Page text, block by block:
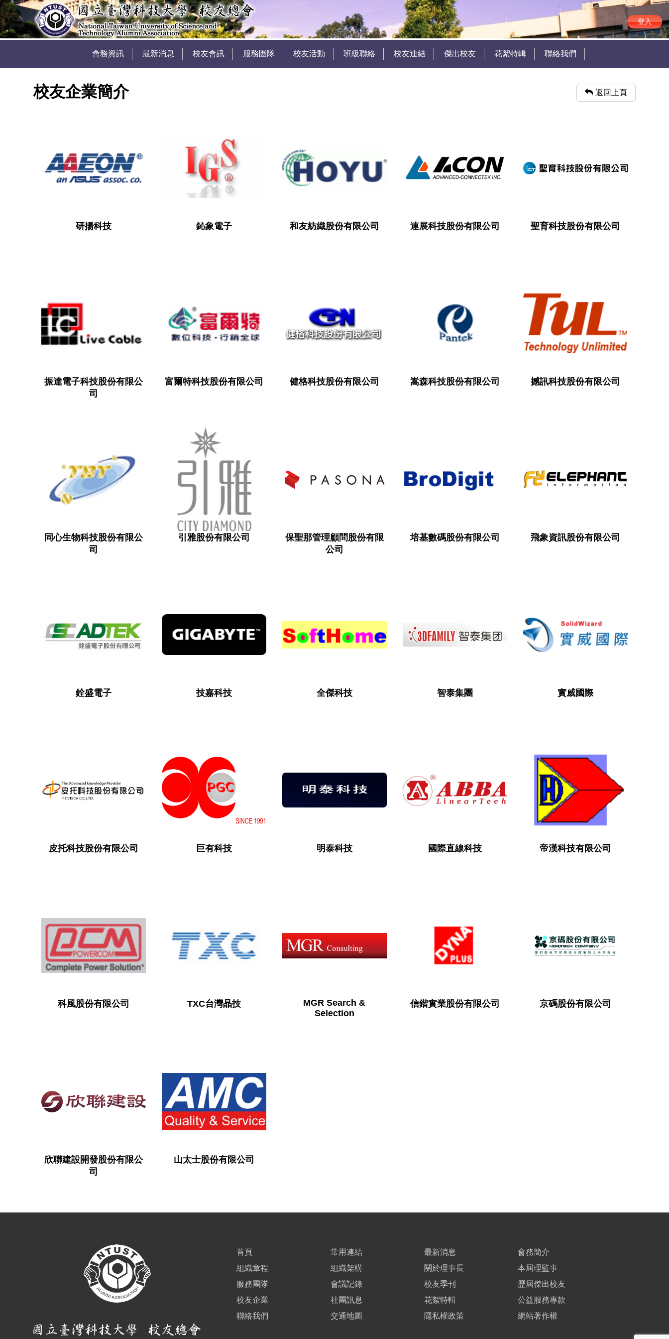
登入
會務資訊 最新消息 校友會訊 服務團隊 校友活動 班級聯絡 校友連結 傑出校友 花絮特輯 聯絡我們
返回上頁
校友企業簡介
研揚科技 鈊象電子 和友紡織股份有限公司 連展科技股份有限公司 聖育科技股份有限公司
振達電子科技股份有限公
司
富爾特科技股份有限公司 健格科技股份有限公司 嵩森科技股份有限公司 撼訊科技股份有限公司
同心生物科技股份有限公
司
引雅股份有限公司
保聖那管理顧問股份有限
公司
培基數碼股份有限公司 飛象資訊股份有限公司
銓盛電子 技嘉科技 全傑科技 智泰集團 實威國際
皮托科技股份有限公司 巨有科技 明泰科技 國際直線科技 帝漢科技有限公司
科風股份有限公司 TXC台灣晶技
MGR Search &
Selection
信鍇實業股份有限公司 京碼股份有限公司
欣聯建設開發股份有限公
司
山太士股份有限公司
首頁 常用連結 最新消息
會務簡介
組織章程
組織架構 關於理事長
本屆理監事
服務團隊
會議記錄 校友季刊
歷屆傑出校友
校友企業
社團訊息 花絮特輯
公益服務專款
聯絡我們
交通地圖 隱私權政策 網站著作權